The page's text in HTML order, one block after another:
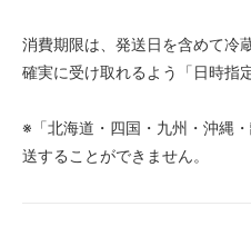
消費期限は、発送日を含めて冷
確実に受け取れるよう「日時指
※「北海道・四国・九州・沖縄
送することができません。